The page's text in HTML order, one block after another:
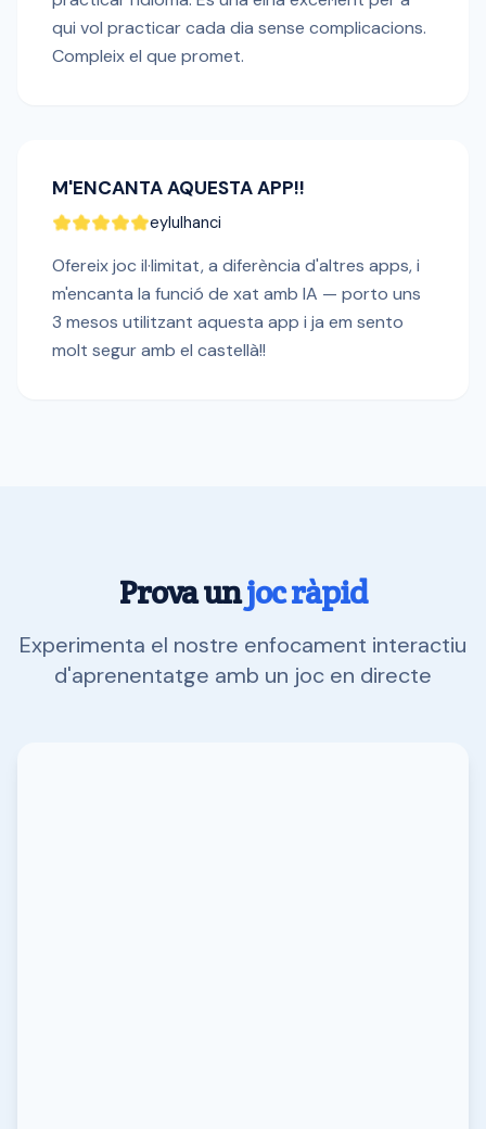
qui vol practicar cada dia sense complicacions.
Compleix el que promet.
M'ENCANTA AQUESTA APP!!
eylulhanci
Ofereix joc il·limitat, a diferència d'altres apps, i
m'encanta la funció de xat amb IA — porto uns
3 mesos utilitzant aquesta app i ja em sento
molt segur amb el castellà!!
Prova unjoc ràpid
Experimenta el nostre enfocament interactiu
d'aprenentatge amb un joc en directe